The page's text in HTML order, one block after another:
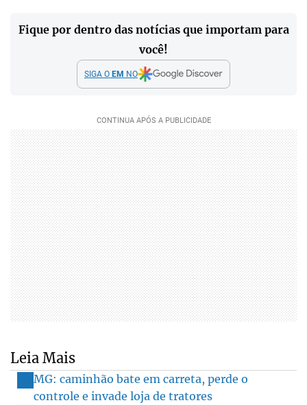
Fique por dentro das notícias que importam para
você!
SIGA O EM NO
Leia Mais
MG: caminhão bate em carreta, perde o
controle e invade loja de tratores